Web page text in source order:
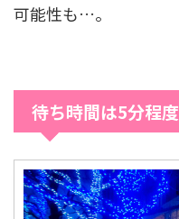
可能性も…。
待ち時間は5分程度